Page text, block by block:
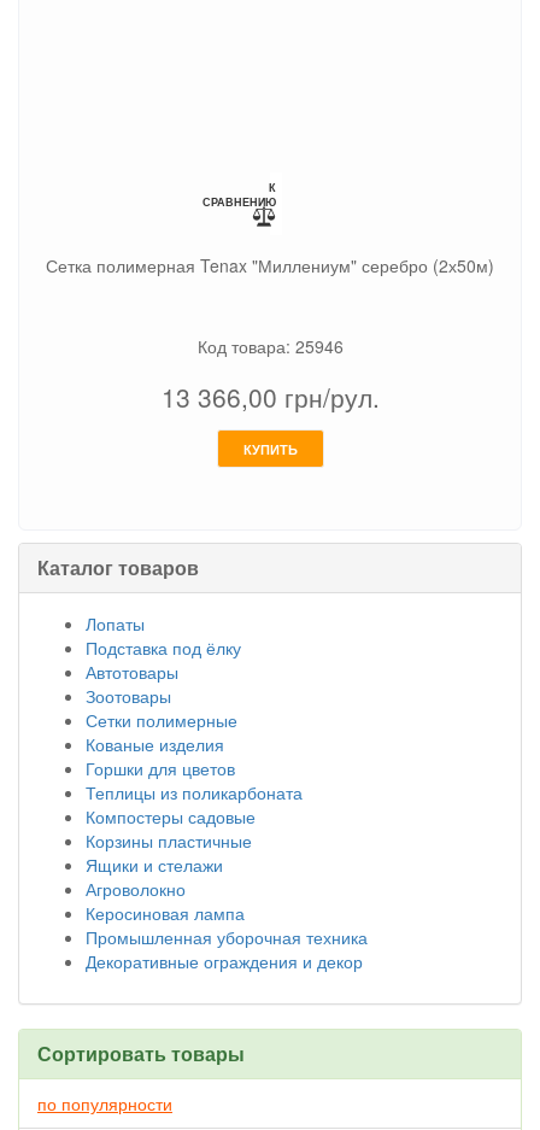
К
СРАВНЕНИЮ
Сетка полимерная Tenax "Миллениум" серебро (2х50м)
Код товара: 25946
13 366,00 грн/рул.
КУПИТЬ
Каталог товаров
Лопаты
Подставка под ёлку
Автотовары
Зоотовары
Сетки полимерные
Кованые изделия
Горшки для цветов
Теплицы из поликарбоната
Компостеры садовые
Корзины пластичные
Ящики и стелажи
Агроволокно
Керосиновая лампа
Промышленная уборочная техника
Декоративные ограждения и декор
Сортировать товары
по популярности